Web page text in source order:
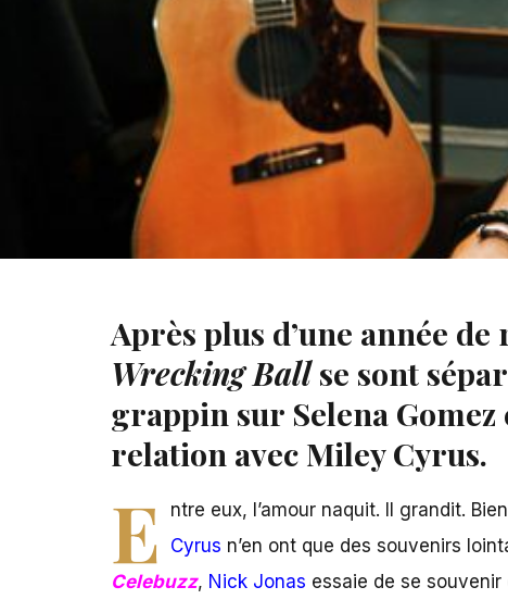
Après plus d’une année
Wrecking Ballse sont
grappin sur Selena
relation avec Miley Cyrus.
E ntre eux, l’amour naquit. Il grandit.
Cyrus n’en ont que des souvenirs
Celebuzz, Nick Jonas essaie de se